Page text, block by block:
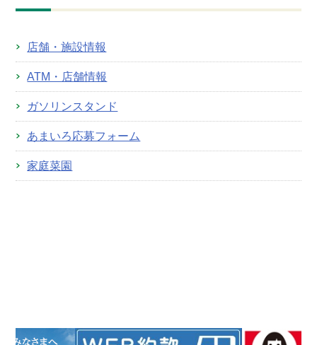
店舗・施設情報
ATM・店舗情報
ガソリンスタンド
あまいろ応募フォーム
家庭菜園